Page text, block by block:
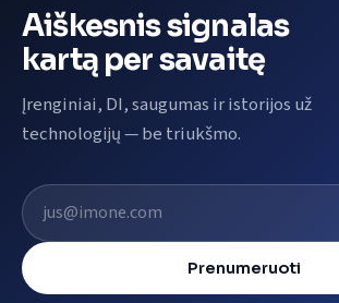
Aiškesnis signalas
kartą per savaitę
Įrenginiai, DI, saugumas ir istorijos už
technologijų — be triukšmo.
El. pašto adresas
Prenumeruoti